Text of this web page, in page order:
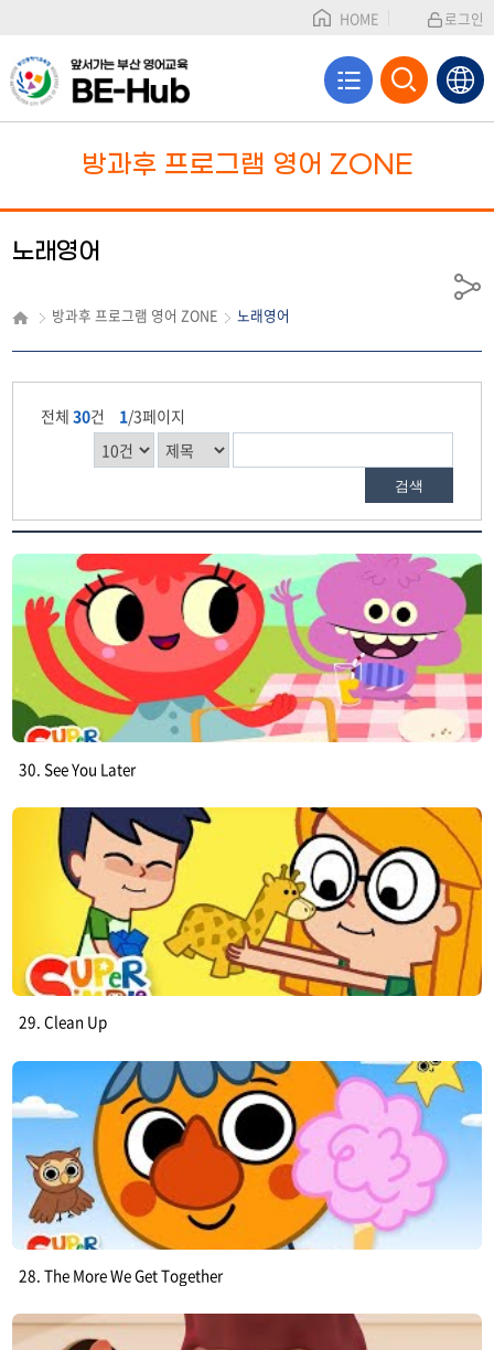
HOME 로그인
전
메
검
영
방과후 프로그램 영어 ZONE
노래영어
방과후 프로그램 영어 ZONE 노래영어
공
전체30건 1/3페이지
검색
30. See You Later
29. Clean Up
28. The More We Get Together